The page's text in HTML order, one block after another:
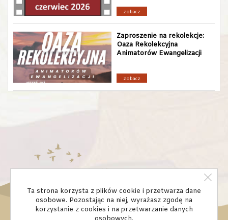
Ta strona korzysta z plików cookie i przetwarza dane
osobowe. Pozostając na niej, wyrażasz zgodę na
korzystanie z cookies i na przetwarzanie danych
zobacz
Zaproszenie na rekolekcje:
Oaza Rekolekcyjna
Animatorów Ewangelizacji
zobacz